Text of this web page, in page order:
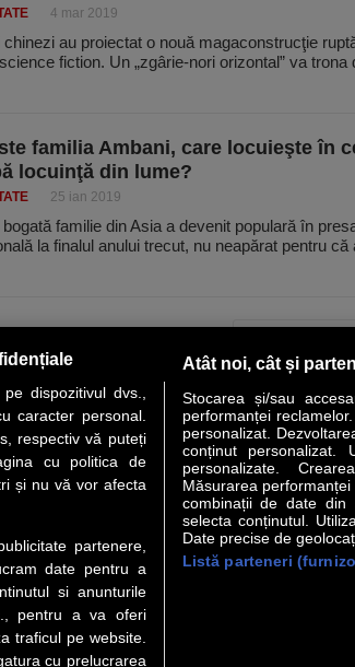
4 mar 2019
chinezi au proiectat o nouă magaconstrucţie
fiction. Un „zgârie-nori orizontal” va trona
familia Ambani, care locuieşte în
locuinţă din lume?
25 ian 2019
familie din Asia a devenit populară în
la finalul anului trecut, nu neapărat pentru că
COVER STORY LIDERI ANALIZE HI-TECH
Financiar
Noi
Redactie
Marketing
Vanzari
Politica de confidentialitate
Termeni si conditii
About cookies
dispozitivul dvs.,
caracter personal.
respectiv vă puteți
cu politica de
și nu vă vor afecta
partenere,
date pentru a
si anunturile
pentru a va oferi
traficul pe website.
cu prelucrarea
Atât noi, cât și
Stocarea și/sau
performanței
personalizat.
conținut personalizat.
personalizate.
Măsurarea
combinații de date din
selecta conținutul.
Date precise de
Listă parteneri